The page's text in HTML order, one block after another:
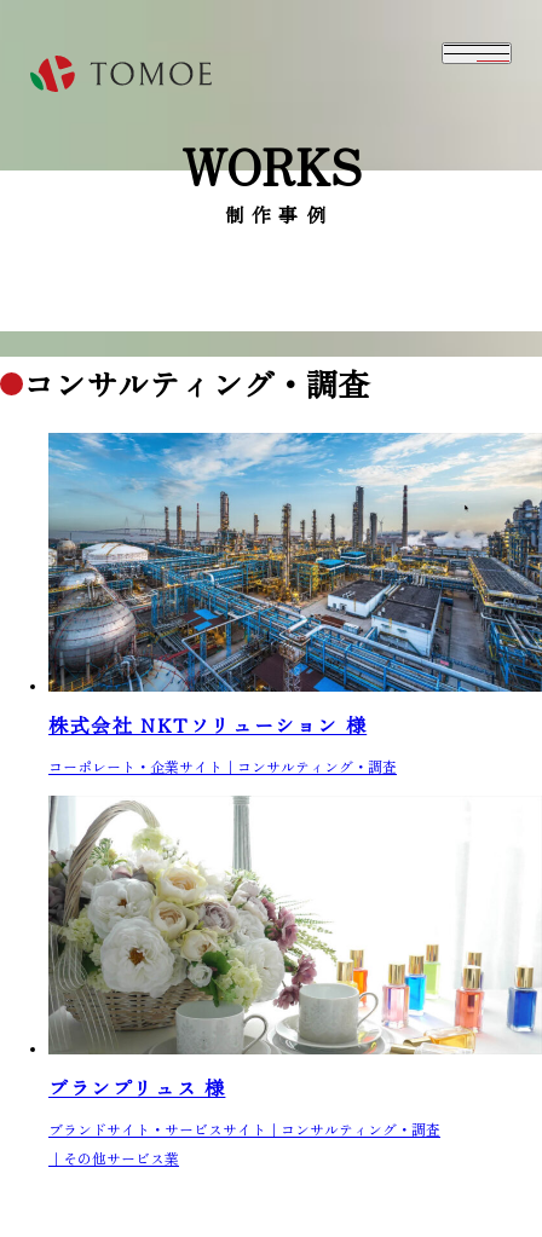
WORKS
⁨⁩制作事例
コンサルティング・調査
株式会社 NKTソリューション 様
コーポレート・企業サイト コンサルティング・調査
ブランプリュス 様
ブランドサイト・サービスサイト
コンサルティング・調査
その他サービス業